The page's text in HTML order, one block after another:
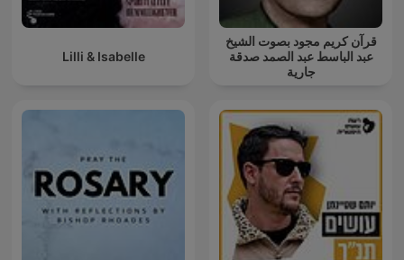
Lilli & Isabelle
قرآن كريم مجود بصوت الشيخ
عبد الباسط عبد الصمد صدقة
جارية